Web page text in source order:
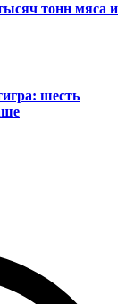
тонн мяса и
шесть